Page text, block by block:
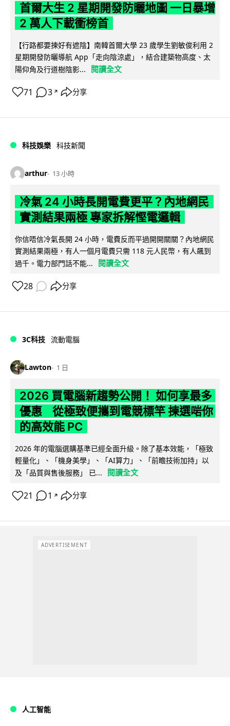
首爾大生 2 星期開發防曬地圖 一日暴增
2 萬人下載衝榜首
【行路都要揀好有遮陰】南韓首爾大學 23 歲學生劉敏俊利用 2
星期開發防曬導航 App「走向陰涼處」，結合建築物高度、太
陽仰角及行道樹陰影...
閱讀全文
71 3 ↗ 分享
科技娛樂 科技新聞
arthur 13 小時
冷氣 24 小時長開電費更平？內地網民
實測結果兩極 專家拆解慳電邏輯
你信唔信冷氣長開 24 小時，電費反而平過開開關關？內地網民
實測結果兩極，有人一個月電費只需 118 元人民幣，有人飆到
過千。電力部門話不能...
閱讀全文
28 分享
3C科技 流動電腦
Lawton 1 日
2026 買電腦新趨勢公開！ 如何享最多
優惠 從極致便攜到電競標竿 揀選啱你
的高效能 PC
2026 年的電腦選購基準已經全面升級。除了基本效能，「極致
輕量化」、「機身美學」、「AI算力」、「前瞻技術加持」以
及「品質與售後服務」 已...
閱讀全文
21 1 ↗ 分享
ADVERTISEMENT
人工智能